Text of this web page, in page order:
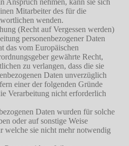
Mitarbeiter des für die
wenden.
(Recht auf Vergessen werden)
personenbezogener Daten
das vom Europäischen
gewährte Recht,
zu verlangen, dass die sie
Daten unverzüglich
einer der folgenden Gründe
Verarbeitung nicht erforderlich
Daten wurden für solche
oder auf sonstige Weise
welche sie nicht mehr notwendig